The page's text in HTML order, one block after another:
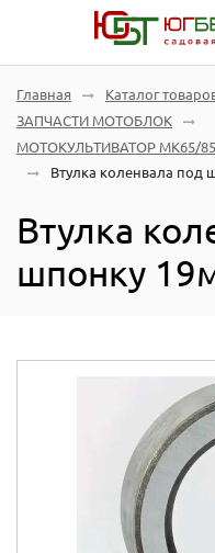
Главная Каталог
ЗАПЧАСТИ МОТОБЛОК
МОТОКУЛЬТИВАТОР МК65/
Втулка коленвала под
Втулка
шпонку